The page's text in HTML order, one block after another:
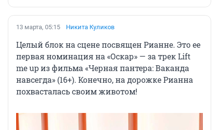
13 марта, 05:15 Никита Куликов
Целый блок на сцене посвящен Рианне. Это ее
первая номинация на «Оскар» — за трек Lift
me up из фильма «Черная пантера: Ваканда
навсегда» (16+). Конечно, на дорожке Рианна
похвасталась своим животом!